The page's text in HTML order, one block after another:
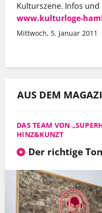
Kulturszene. Infos
www.kulturloge-
Mittwoch, 5. Januar 2011
AUS DEM
DAS TEAM VON
HINZ&KUNZT
Der richtige Ton